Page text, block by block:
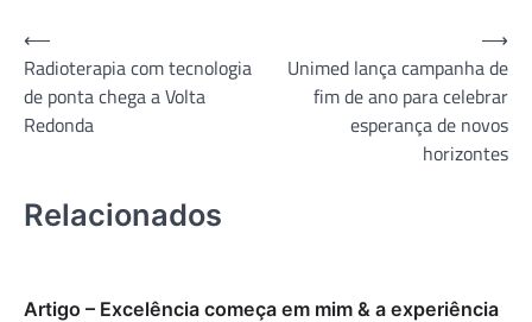
Navegação
de
Post
⟵
Radioterapia com tecnologia
de ponta chega a Volta
Redonda
Unimed lança campanha de
fim de ano para celebrar
esperança de novos
horizontes
⟶
Relacionados
Artigo – Excelência começa em mim & a experiência